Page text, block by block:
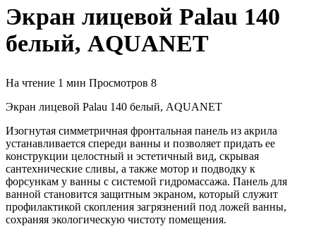
Экран лицевой Palau 140
белый, AQUANET
На чтение 1 мин Просмотров 8
Экран лицевой Palau 140 белый, AQUANET
Изогнутая симметричная фронтальная панель из акрила
устанавливается спереди ванны и позволяет придать ее
конструкции целостный и эстетичный вид, скрывая
сантехнические сливы, а также мотор и подводку к
форсункам у ванны с системой гидромассажа. Панель для
ванной становится защитным экраном, который служит
профилактикой скопления загрязнений под ложей ванны,
сохраняя экологическую чистоту помещения.